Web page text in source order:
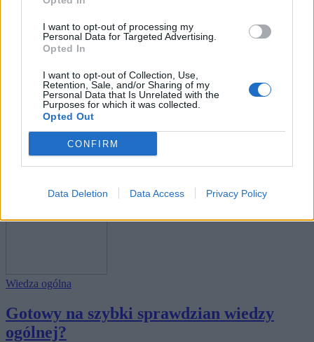
I want to opt-out of processing my
Personal Data for Targeted Advertising.
Opted In
I want to opt-out of Collection, Use,
Retention, Sale, and/or Sharing of my
Personal Data that Is Unrelated with the
Purposes for which it was collected.
Opted Out
CONFIRM
Data Deletion Data Access Privacy Policy
Czy logiczne myślenie to Twoja mocna
strona?
Nauka
W jakiej kondycji są Twoje szare
Wiedza ogólna
Gotowy na szybki sprawdzian wiedzy
ogólnej?